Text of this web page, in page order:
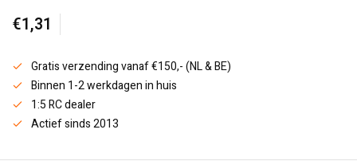
€1,31
Gratis verzending vanaf €150,- (NL & BE)
Binnen 1-2 werkdagen in huis
1:5 RC dealer
Actief sinds 2013